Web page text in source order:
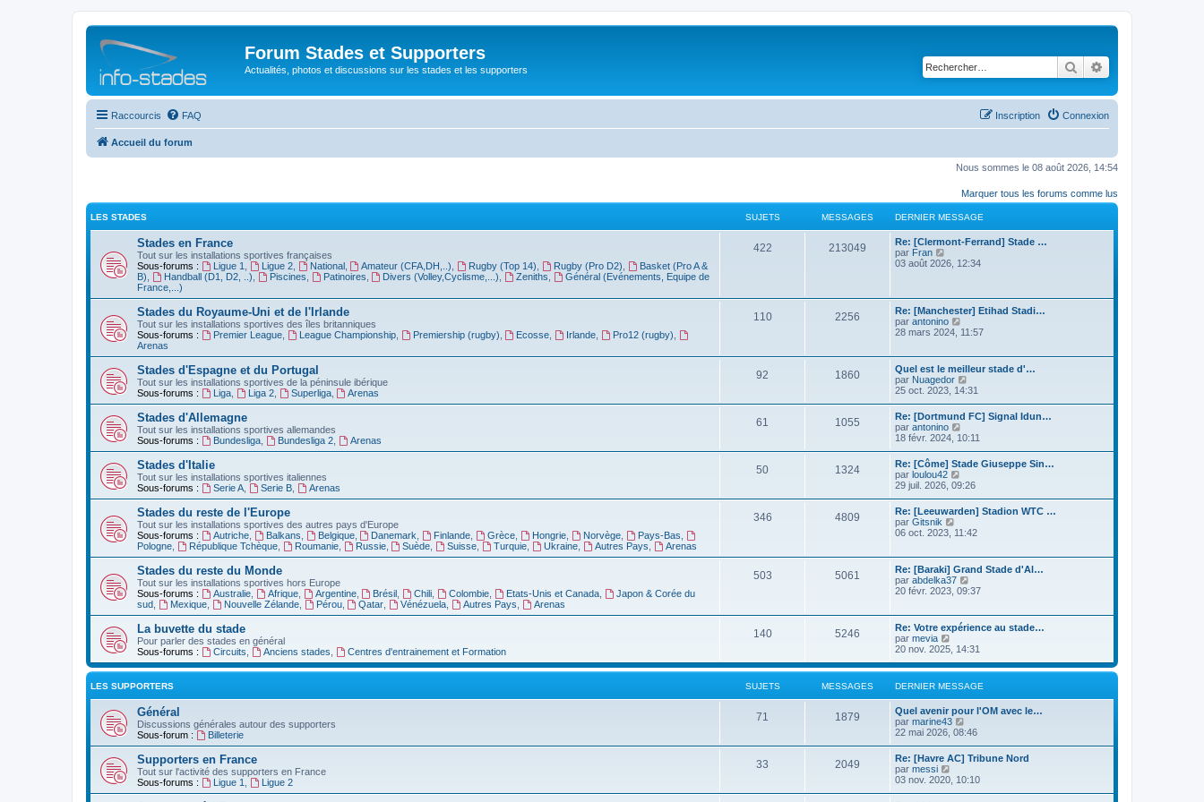
Forum Stades et Supporters
Actualités, photos et discussions sur les stades et les supporters Rechercher
Raccourcis FAQ Connexion
Inscription
Accueil du forum
Nous sommes le 08 août 2026, 14:54
Marquer tous les forums comme lus
LES STADES SUJETS MESSAGES DERNIER MESSAGE
Stades en France
Tout sur les installations sportives françaises
Sous-forums :
Ligue 1 Ligue 2, National, Amateur (CFA,DH,..) Rugby (Top 14) Rugby (Pro D2)
Basket (Pro A &
B)
Handball (D1, D2, ..) Piscines Patinoires Divers (Volley,Cyclisme,...) Zeniths
Général (Evénements, Equipe de
France,...)
422 213049
Re: [Clermont-Ferrand] Stade …
par Fran
o
t
e
r
e
d
e
r
n
i
e
r
m
e
s
s
a
g
e
03 août 2026, 12:34
Stades du Royaume-Uni et de l'Irlande
Tout sur les installations sportives des îles britanniques
Sous-forums :
Premier League, League Championship, Premiership (rugby) Ecosse Irlande Pro12 (rugby)
Arenas
110 2256
Re: [Manchester] Etihad Stadi…
par antonino
o
u
l
t
e
r
l
d
e
r
n
i
e
r
m
s
a
g
e
28 mars 2024, 11:57
Stades d'Espagne et du Portugal
Tout sur les installations sportives de la péninsule ibérique
Sous-forums :
Liga, Liga 2, Superliga, Arenas
92 1860
Quel est le meilleur stade d'…
par Nuagedor
o
s
u
t
e
r
e
d
e
r
n
i
r
m
e
s
a
g
25 oct. 2023, 14:31
Stades d'Allemagne
Tout sur les installations sportives allemandes
Sous-forums :
Bundesliga, Bundesliga 2, Arenas
61 1055
Re: [Dortmund FC] Signal Idun…
par antonino
o
u
t
e
r
e
e
r
n
i
e
m
e
s
a
g
e
18 févr. 2024, 10:11
Stades d'Italie
Tout sur les installations sportives italiennes
Sous-forums :
Serie A, Serie B, Arenas
50 1324
Re: [Côme] Stade Giuseppe Sin…
par loulou42
o
s
u
l
t
r
l
e
d
r
n
i
e
r
m
s
s
a
g
e
29 juil. 2026, 09:26
Stades du reste de l'Europe
Tout sur les installations sportives des autres pays d'Europe
Sous-forums :
Autriche, Balkans Belgique, Danemark Finlande Grèce Hongrie, Norvège, Pays-Bas
Pologne
République Tchèque, Roumanie, Russie, Suède Suisse Turquie Ukraine, Autres Pays Arenas
346 4809
Re: [Leeuwarden] Stadion WTC …
par Gitsnik
o
u
l
t
e
l
e
e
r
n
i
e
r
m
e
s
s
a
e
06 oct. 2023, 11:42
Stades du reste du Monde
Tout sur les installations sportives hors Europe
Sous-forums :
Australie, Afrique, Argentine, Brésil Chili Colombie Etats-Unis et Canada,
Japon & Corée du
sud
Mexique, Nouvelle Zélande, Pérou, Qatar Vénézuela Autres Pays Arenas
503 5061
Re: [Baraki] Grand Stade d'Al…
par abdelka37
o
l
t
e
r
l
e
d
e
n
e
r
e
s
20 févr. 2023, 09:37
La buvette du stade
Pour parler des stades en général
Sous-forums :
Circuits Anciens stades Centres d'entrainement et Formation
140 5246
Re: Votre expérience au stade…
par mevia
s
l
t
e
r
e
d
n
i
20 nov. 2025, 14:31
LES SUPPORTERS SUJETS MESSAGES DERNIER MESSAGE
Général
Discussions générales autour des supporters
Sous-forum :
Billeterie
71 1879
Quel avenir pour l'OM avec le…
par marine43
o
s
u
l
t
e
22 mai 2026, 08:46
Supporters en France
Tout sur l'activité des supporters en France
Sous-forums :
Ligue 1 Ligue 2
33 2049
Re: [Havre AC] Tribune Nord
par messi
03 nov. 2020, 10:10